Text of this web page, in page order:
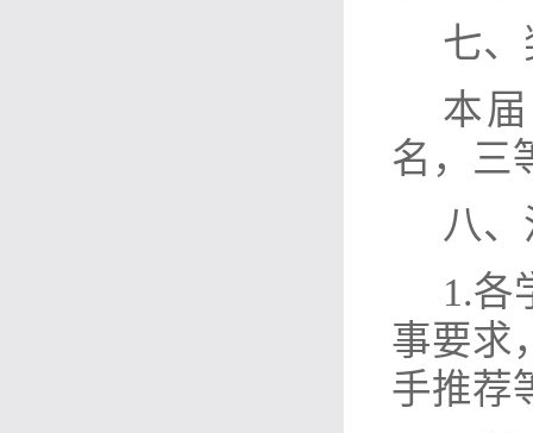
七
本
名，三
八
1.各
事要求
手推荐